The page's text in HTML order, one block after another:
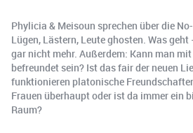
Phylicia & Meisoun sprechen über die
Lügen, Lästern, Leute ghosten. Was
gar nicht mehr. Außerdem: Kann man mit
befreundet sein? Ist das fair der neuen
funktionieren platonische
Frauen überhaupt oder ist da immer ein
Raum?